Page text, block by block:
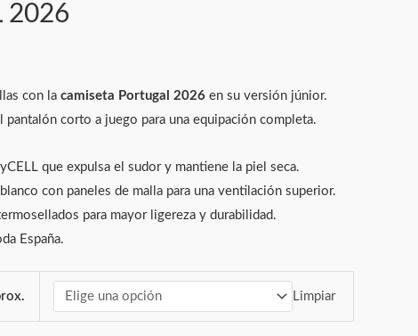
2026
con la camiseta Portugal 2026 en su versión júnior.
corto a juego para una equipación completa.
que expulsa el sudor y mantiene la piel seca.
con paneles de malla para una ventilación superior.
para mayor ligereza y durabilidad.
España.
Limpiar